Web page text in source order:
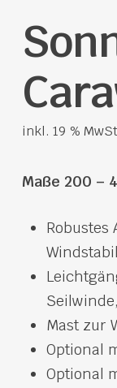
inkl. 19 %
Maße 200 –
Mast zur
Optional
Optional